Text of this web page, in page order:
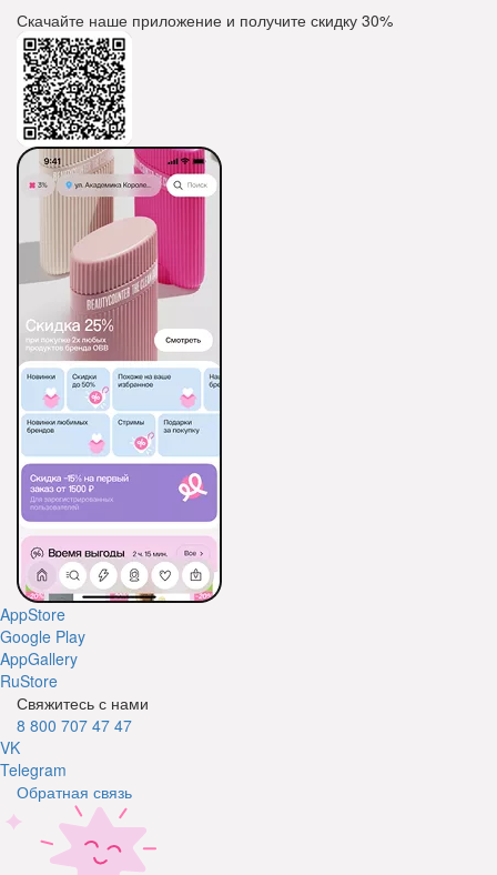
Скачайте наше приложение и получите скидку 30%
AppStore
Google Play
AppGallery
RuStore
Свяжитесь с нами
8 800 707 47 47
VK
Telegram
Обратная связь